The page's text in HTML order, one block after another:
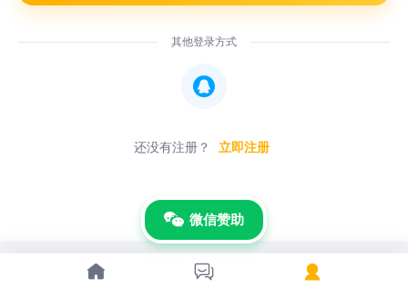
其他登录方式

还没有注册？ 立即注册
微信赞助
  